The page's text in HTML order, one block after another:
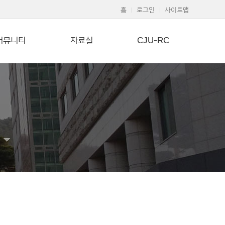
홈 로그인 사이트맵
뮤니티 자료실 CJU-RC